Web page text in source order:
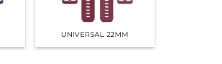
UNIVERSAL 22MM